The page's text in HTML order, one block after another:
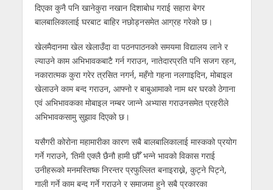
दिएका कुनै पनि खानेकुरा नखान दिशाबोध गराई सहारा बेगर
बालबालिकालाई घरबाट बाहिर नछोड्नसमेत आग्रह गरेको छ।
खेलमैदानमा खेल खेलाउँदा वा पठनपाठनको समयमा विद्यालय लाने र
ल्याउने काम अभिभावकबाटै गर्न गराउन, नातेदारप्रति पनि सजग रहन,
नकारात्मक कुरा गरेर त्रसित नगर्न, महँगो गहना नलगाइदिन, मोबाइल
खेलाउने काम बन्द गराउन, आफ्नो र बाबुआमाको नाम थर घरको ठेगाना
एवं अभिभावकका मोबाइल नम्बर जान्ने अभ्यास गराउनसमेत प्रहरीले
अभिभावकसामु सुझाव दिएको छ।
यसैगरी कोरोना महामारीका कारण सबै बालबालिकालाई मास्कको प्रयोग
गर्ने गराउने, ‘तिमी एक्लै छैनौ हामी छौँ’ भन्ने भावको विकास गराई
उनीहरूको मनमस्तिष्क निरन्तर प्रफुल्लित बनाइराख्ने, कुट्ने पिट्ने,
गाली गर्ने काम बन्द गर्ने गराउने र समाजमा हुने सबै प्रकारका